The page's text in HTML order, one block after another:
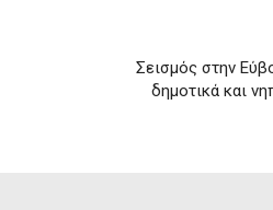
Σεισμός στην
δημοτικά και